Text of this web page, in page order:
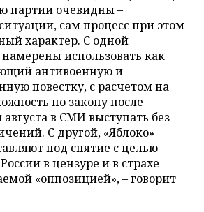
партии очевидны –
сам процесс при этом
характер. С одной
использовать как
антивоенную и
повестку, с расчетом на
по закону после
в СМИ выступать без
С другой, «Яблоко»
под снятие с целью
в цензуре и в страхе
«оппозицией», – говорит